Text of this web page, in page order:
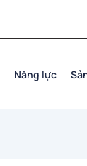
Năng lực